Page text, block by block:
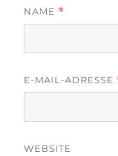
NAME *
E-MAIL-ADRESSE
WEBSITE